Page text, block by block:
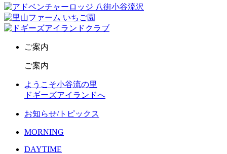
ご案内
ご案内
ようこそ小谷流の里
ドギーズアイランドへ
お知らせ/トピックス
MORNING
DAYTIME